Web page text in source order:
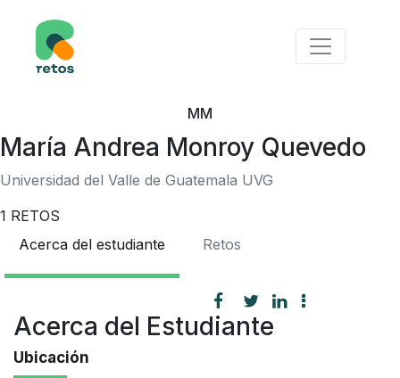
MM
María Andrea Monroy Quevedo
Universidad del Valle de Guatemala UVG
1 RETOS
Acerca del estudiante
Retos
Acerca del Estudiante
Ubicación